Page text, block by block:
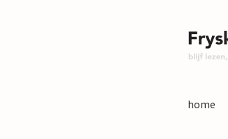
Ga
door
Ga
naar
home